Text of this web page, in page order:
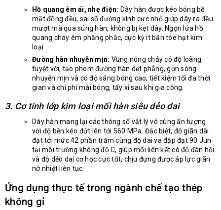
Hồ quang êm ái, nhẹ điện: Dây hàn được kéo bóng bề
mặt đồng đều, sai số đường kính cực nhỏ giúp dây ra đều
mượt mà qua súng hàn, không bị kẹt dây. Ngọn lửa hồ
quang cháy êm phăng phắc, cực kỳ ít bắn tóe hạt kim
loại.
Đường hàn nhuyễn mịn: Vũng nóng chảy có độ loãng
tuyệt vời, tạo phom đường hàn dẹt phẳng, gợn sóng
nhuyễn mịn và có độ sáng bóng cao, tiết kiệm tối đa thời
gian và chi phí mài bóng, tẩy xỉ sau khi gia công.
3. Cơ tính lớp kim loại mối hàn siêu dẻo dai
Dây hàn mang lại các thông số vật lý vô cùng ấn tượng
với độ bền kéo đứt lên tới 560 MPa. Đặc biệt, độ giãn dài
đạt tới mức 42 phần trăm cùng độ dai va đập đạt 90 Jun
tại môi trường không độ C, giúp mối liên kết có độ đàn hồi
và độ dẻo dai cơ học cực tốt, chịu đựng được áp lực giãn
nở nhiệt liên tục.
Ứng dụng thực tế trong ngành chế tạo thép
không gỉ